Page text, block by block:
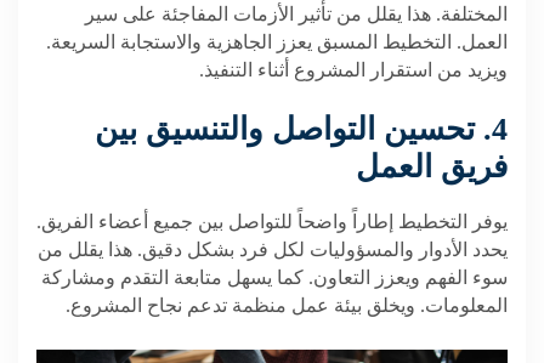
المختلفة. هذا يقلل من تأثير الأزمات المفاجئة على سير
العمل. التخطيط المسبق يعزز الجاهزية والاستجابة السريعة.
ويزيد من استقرار المشروع أثناء التنفيذ.
4. تحسين التواصل والتنسيق بين
فريق العمل
يوفر التخطيط إطاراً واضحاً للتواصل بين جميع أعضاء الفريق.
يحدد الأدوار والمسؤوليات لكل فرد بشكل دقيق. هذا يقلل من
سوء الفهم ويعزز التعاون. كما يسهل متابعة التقدم ومشاركة
المعلومات. ويخلق بيئة عمل منظمة تدعم نجاح المشروع.